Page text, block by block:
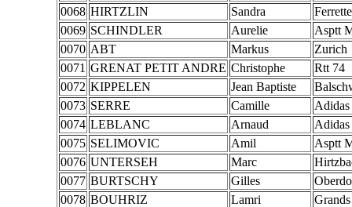
0068 HIRTZLIN Sandra
Ferrette
0069 SCHINDLER Aurelie
Asptt
0070 ABT Markus
Zurich
0071 GRENAT PETIT ANDRE Christophe
Rtt 74
0072 KIPPELEN Jean Baptiste
0073 SERRE Camille
Adidas
0074 LEBLANC Arnaud
Adidas
0075 SELIMOVIC Amil
Asptt
0076 UNTERSEH Marc
0077 BURTSCHY Gilles
0078 BOUHRIZ Lamri